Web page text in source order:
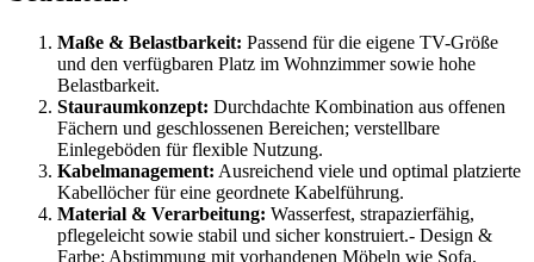
Maße & Belastbarkeit: Passend für die eigene TV-Größe
und den verfügbaren Platz im Wohnzimmer sowie hohe
Belastbarkeit.
Stauraumkonzept: Durchdachte Kombination aus offenen
Fächern und geschlossenen Bereichen; verstellbare
Einlegeböden für flexible Nutzung.
Kabelmanagement: Ausreichend viele und optimal platzierte
Kabellöcher für eine geordnete Kabelführung.
Material & Verarbeitung: Wasserfest, strapazierfähig,
pflegeleicht sowie stabil und sicher konstruiert.- Design &
Farbe: Abstimmung mit vorhandenen Möbeln wie Sofa,